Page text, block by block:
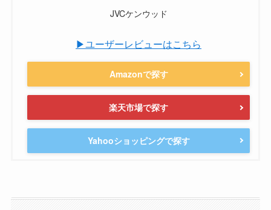
JVCケンウッド
▶ユーザーレビューはこちら
Amazonで探す
楽天市場で探す
Yahooショッピングで探す